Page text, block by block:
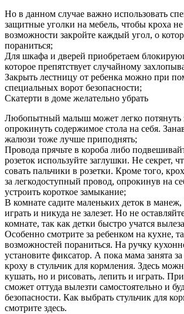
Но в данном случае важно использовать
защитные уголки на мебель, чтобы кроха
возможности закройте каждый угол, о
пораниться;
Для шкафа и дверей приобретаем
которое препятствует случайному
Закрыть лестницу от ребенка можно при
специальных ворот безопасности;
Скатерти в доме желательно убрать
Любопытный малыш может легко потянуть
опрокинуть содержимое стола на себя.
жалюзи тоже лучше приподнять;
Провода прячьте в короба либо
розеток используйте заглушки. Не секрет,
совать пальчики в розетки. Кроме того,
за легкодоступный провод, опрокинув на
устроить короткое замыкание;
В комнате садите маленьких деток в манеж,
играть и никуда не залезет. Но не
комнате, так как детки быстро учатся
Особенно смотрите за ребенком на кухне,
возможностей пораниться. На ручку
установите фиксатор. А пока мама занята
кроху в стульчик для кормления. Здесь
кушать, но и рисовать, лепить и играть.
сможет оттуда вылезти самостоятельно и
безопасности. Как выбрать стульчик для
смотрите здесь.